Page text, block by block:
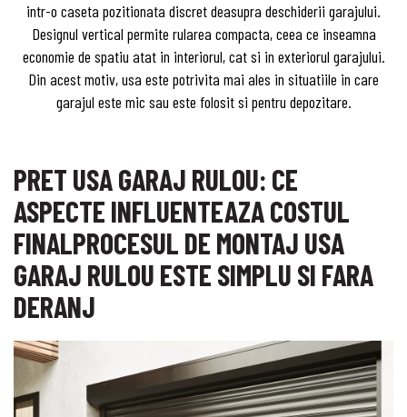
intr-o caseta pozitionata discret deasupra deschiderii garajului.
Designul vertical permite rularea compacta, ceea ce inseamna
economie de spatiu atat in interiorul, cat si in exteriorul garajului.
Din acest motiv, usa este potrivita mai ales in situatiile in care
garajul este mic sau este folosit si pentru depozitare.
PRET USA GARAJ RULOU: CE
ASPECTE INFLUENTEAZA COSTUL
FINALPROCESUL DE MONTAJ USA
GARAJ RULOU ESTE SIMPLU SI FARA
DERANJ